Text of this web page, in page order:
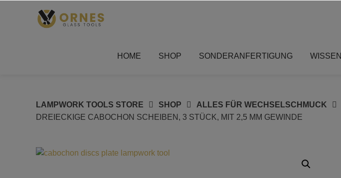
HOME SHOP SONDERANFERTIGUNG WISSEN
LAMPWORK TOOLS STORE SHOP ALLES FÜR WECHSELSCHMUCK
DREIECKIGE CABOCHON SCHEIBEN, 3 STÜCK, MIT 2,5 MM GEWINDE